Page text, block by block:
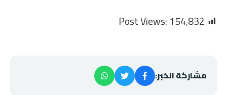
Post Views:154٬832
مشاركة الخبر: